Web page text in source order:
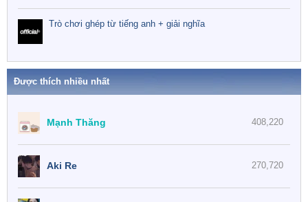
Trò chơi ghép từ tiếng anh + giải nghĩa
Được thích nhiều nhất
408,220
Mạnh Thăng
270,720
Aki Re